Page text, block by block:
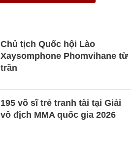
Chủ tịch Quốc hội Lào
Xaysomphone Phomvihane từ
trần
195 võ sĩ trẻ tranh tài tại Giải
vô địch MMA quốc gia 2026